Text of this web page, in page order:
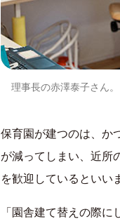
理事長の赤澤泰子さん。
保育園が建つのは、か
が減ってしまい、近所
を歓迎しているといい
「園舎建て替えの際